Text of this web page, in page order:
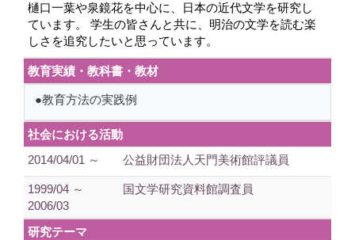
樋口一葉や泉鏡花を中心に、日本の近代文学を研究し
ています。 学生の皆さんと共に、明治の文学を読む楽
しさを追究したいと思っています。
教育実績・教科書・教材
●教育方法の実践例
社会における活動
2014/04/01 ～
公益財団法人天門美術館評議員
1999/04 ～
2006/03
国文学研究資料館調査員
研究テーマ